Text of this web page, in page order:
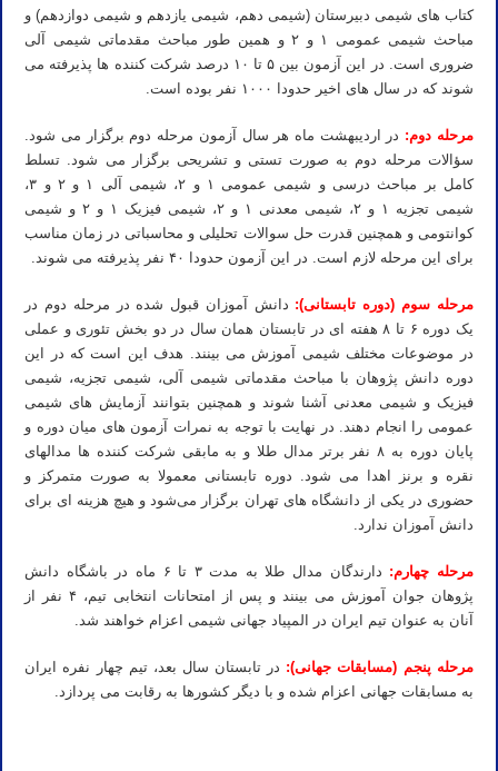
کتاب های شیمی دبیرستان (شیمی دهم، شیمی یازدهم و شیمی دوازدهم) و
مباحث شیمی عمومی ۱ و ۲ و همین طور مباحث مقدماتی شیمی آلی
ضروری است. در این آزمون بین ۵ تا ۱۰ درصد شرکت‌‌ کننده ها پذیرفته می‌
شوند که در سال‌ های اخیر حدودا ۱۰۰۰ نفر بوده است.
مرحله دوم: در اردیبهشت ماه هر سال آزمون مرحله دوم برگزار می شود.
سؤالات مرحله دوم به صورت تستی و تشریحی برگزار می شود. تسلط
کامل بر مباحث درسی و شیمی عمومی ۱ و ۲، شیمی آلی ۱ و ۲ و ۳،
شیمی تجزیه ۱ و ۲، شیمی معدنی ۱ و ۲، شیمی فیزیک ۱ و ۲ و شیمی
کوانتومی و همچنین قدرت حل سوالات تحلیلی و محاسباتی در زمان مناسب
برای این مرحله لازم است. در این آزمون حدودا ۴۰ نفر پذیرفته می‌ شوند.
مرحله سوم (دوره تابستانی): دانش آموزان قبول شده در مرحله دوم در
یک دوره ۶ تا ۸ هفته ای در تابستان همان سال در دو بخش تئوری و عملی
در موضوعات مختلف شیمی آموزش می بینند. هدف این است که در این
دوره دانش پژوهان با مباحث مقدماتی شیمی آلی، شیمی تجزیه، شیمی
فیزیک و شیمی معدنی آشنا شوند و همچنین بتوانند آزمایش های شیمی
عمومی را انجام دهند. در نهایت با توجه به نمرات آزمون های میان دوره و
پایان دوره به ۸ نفر برتر مدال طلا و به مابقی شرکت کننده ها مدالهای
نقره و برنز اهدا می شود. دوره تابستانی معمولا به صورت متمرکز و
حضوری در یکی از دانشگاه های تهران برگزار می‌شود و هیچ هزینه ای برای
دانش آموزان ندارد.
مرحله چهارم:
دارندگان مدال طلا به مدت ۳ تا ۶ ماه در باشگاه دانش
پژوهان جوان آموزش می بینند و پس از امتحانات انتخابی تیم، ۴ نفر از
آنان به عنوان تیم ایران در المپیاد جهانی شیمی اعزام خواهند شد.
مرحله پنجم (مسابقات جهانی): در تابستان سال بعد، تیم چهار نفره ایران
به مسابقات جهانی اعزام شده و با دیگر کشورها به رقابت می پردازد.